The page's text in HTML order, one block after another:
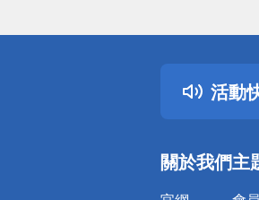
活動
關於我們主